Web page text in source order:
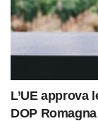
L’UE approva
DOP Romagna